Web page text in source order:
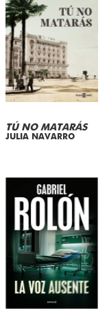
TÚ NO MATARÁS
JULIA NAVARRO